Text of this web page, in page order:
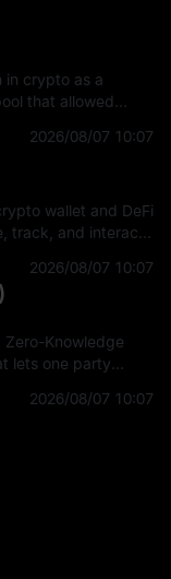
in crypto as a
that allowed
2026/08/07 10:07
wallet and DeFi
track, and interact
2026/08/07 10:07
Zero-Knowledge
lets one party
2026/08/07 10:07